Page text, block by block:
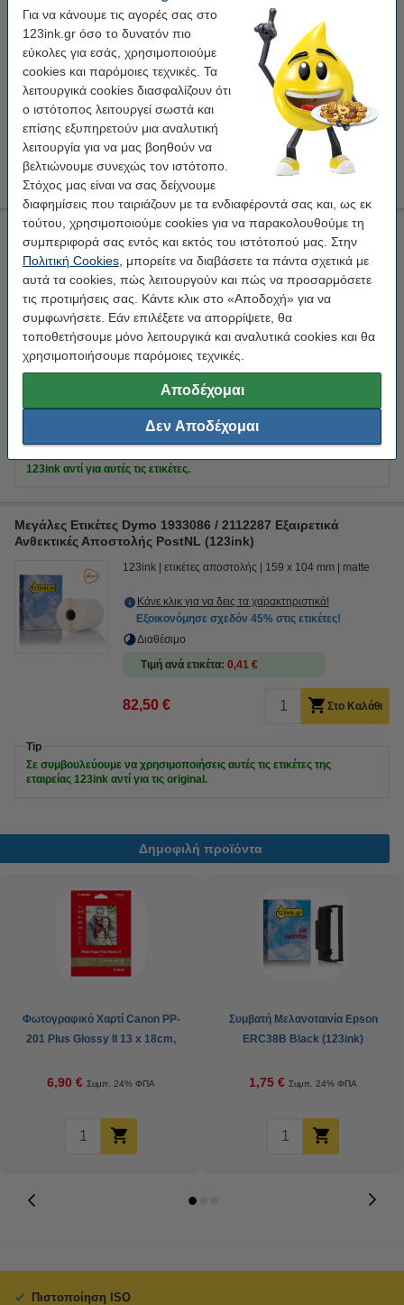
Για να κάνουμε τις αγορές σας στο
123ink.gr όσο το δυνατόν πιο
εύκολες για εσάς, χρησιμοποιούμε
cookies και παρόμοιες τεχνικές. Τα
λειτουργικά cookies διασφαλίζουν ότι
ο ιστότοπος λειτουργεί σωστά και
επίσης εξυπηρετούν μια αναλυτική
λειτουργία για να μας βοηθούν να
βελτιώνουμε συνεχώς τον ιστότοπο.
Στόχος μας είναι να σας δείχνουμε
διαφημίσεις που ταιριάζουν με τα ενδιαφέροντά σας και, ως εκ
τούτου, χρησιμοποιούμε cookies για να παρακολουθούμε τη
συμπεριφορά σας εντός και εκτός του ιστότοπού μας. Στην
Πολιτική Cookies , μπορείτε να διαβάσετε τα πάντα σχετικά με
αυτά τα cookies, πώς λειτουργούν και πώς να προσαρμόσετε
τις προτιμήσεις σας. Κάντε κλικ στο «Αποδοχή» για να
συμφωνήσετε. Εάν επιλέξετε να απορρίψετε, θα
τοποθετήσουμε μόνο λειτουργικά και αναλυτικά cookies και θα
χρησιμοποιήσουμε παρόμοιες τεχνικές.
Αποδέχομαι
Δεν Αποδέχομαι
Εξοικονόμησε σχεδόν
15%στις ετικέτες!
Διαθέσιμο
Τιμή ανά ετικέτα
0,036 €
20,50 € Στο Καλάθι
Ακρο
Σας συμβουλεύουμε να χρησιμοποιήσετε αυτές τις ετικέτες αντί για τις
αρχικές ετικέτες.
Μεγάλες Ετικέτες Dymo 1933086 / 2112287 Εξαιρετικά
Ανθεκτικές Αποστολής
Dymo ετικέτες αποστολής matte
Κάνε κλικ για να δεις τα χαρακτηριστικά!
Διαθέσιμο
Τιμή ανά ετικέτα 0,75 €
149,50 €
123ink αντί για αυτές τις ετικέτες.
Μεγάλες Ετικέτες Dymo 1933086 / 2112287 Εξαιρετικά
Ανθεκτικές Αποστολής PostNL (123ink)
123ink ετικέτες αποστολής 159 x 104 mm matte
Κάνε κλικ για να δεις τα χαρακτηριστικά!
Εξοικονόμησε σχεδόν 45% στις ετικέτες!
Διαθέσιμο
Τιμή ανά ετικέτα 0,41 €
82,50 € Στο Καλάθι
Tip
Σε συμβουλεύουμε να χρησιμοποιήσεις αυτές τις ετικέτες της
εταιρείας 123ink αντί για τις original.
Δημοφιλή προϊόντα
Φωτογραφικό Χαρτί Canon PP-
201 Plus Glossy II 13 x 18cm,
6,90 € Συμπ. 24% ΦΠΑ
Συμβατή Μελανοταινία Epson
ERC38B Black (123ink)
1,75 € Συμπ. 24% ΦΠΑ
Πιστοποίηση ISO